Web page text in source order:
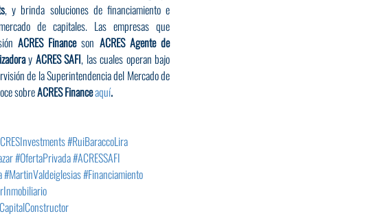
, y brinda soluciones de financiamiento e
de capitales. Las empresas que
ACRES Finance son ACRES Agente de
y ACRES SAFI, las cuales operan bajo
de la Superintendencia del Mercado de
sobre ACRES Finance aquí.
#RuiBaraccoLira
#OfertaPrivada#ACRESSAFI
#MartinValdeiglesias#Financiamiento